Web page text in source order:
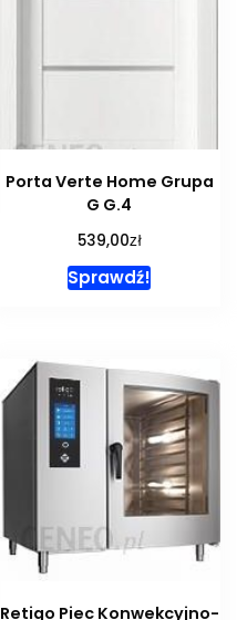
Porta Verte Home Grupa
G G.4
539,00zł
Sprawdź!
Retigo Piec Konwekcyjno-